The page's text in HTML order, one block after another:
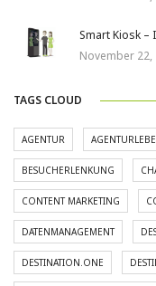
Smart Kiosk
November 22,
TAGS CLOUD
AGENTUR
BESUCHERLENKUNG
CONTENT MARKETING
DATENMANAGEMENT
DESTINATION.ONE